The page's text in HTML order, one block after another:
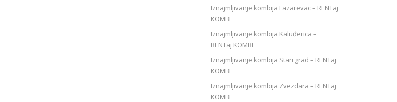
Iznajmljivanje kombija Lazarevac – RENTaj
KOMBI
Iznajmljivanje kombija Kaluđerica –
RENTaj KOMBI
Iznajmljivanje kombija Stari grad – RENTaj
KOMBI
Iznajmljivanje kombija Zvezdara – RENTaj
KOMBI